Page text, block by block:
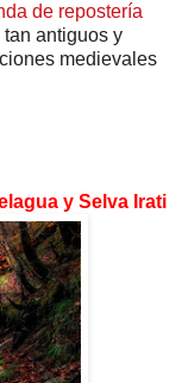
de repostería
antiguos y
medievales
y Selva Irati